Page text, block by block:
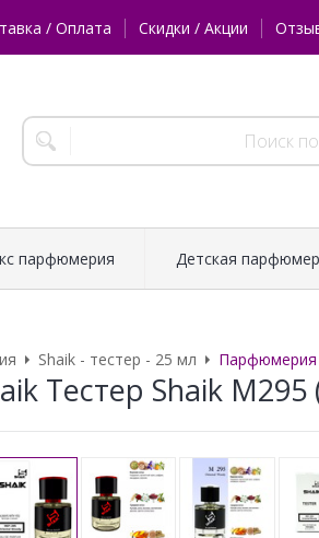
/ Оплата Скидки / Акции
парфюмерия Детская
Shaik - тестер - 25 мл Парфюмерия
Тестер Shaik